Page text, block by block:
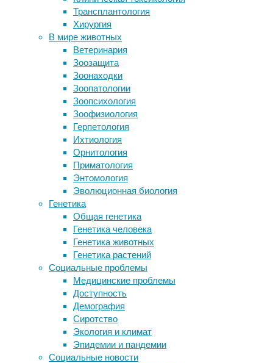
Трансплантология
Хирургия
В мире животных
Ветеринария
Зоозащита
Зоонаходки
Зоопатологии
Зоопсихология
Зоофизиология
Герпетология
Ихтиология
Орнитология
Приматология
Энтомология
Эволюционная биология
Генетика
Общая генетика
Генетика человека
Генетика животных
Генетика растений
Социальные проблемы
Медицинские проблемы
Доступность
Демография
Сиротство
Экология и климат
Эпидемии и пандемии
Социальные новости
зоология,
интеллект,
когнитивистика,
память,
поведение,
психология
Наблюдения
израильских
ученых
нильскими
крыланами
показали,
рукокрылые
обладают
рядом
сложных
способностей,
напоминающих
человеческие.
Как жить с зависимостью от
смартфона
Вирус Зика уменьшил опухоль мозга
у собак
Волки оказались толерантнее собак
Биологи выяснили, как именно
полоски защищают зебр от слепней
Следите за новостями